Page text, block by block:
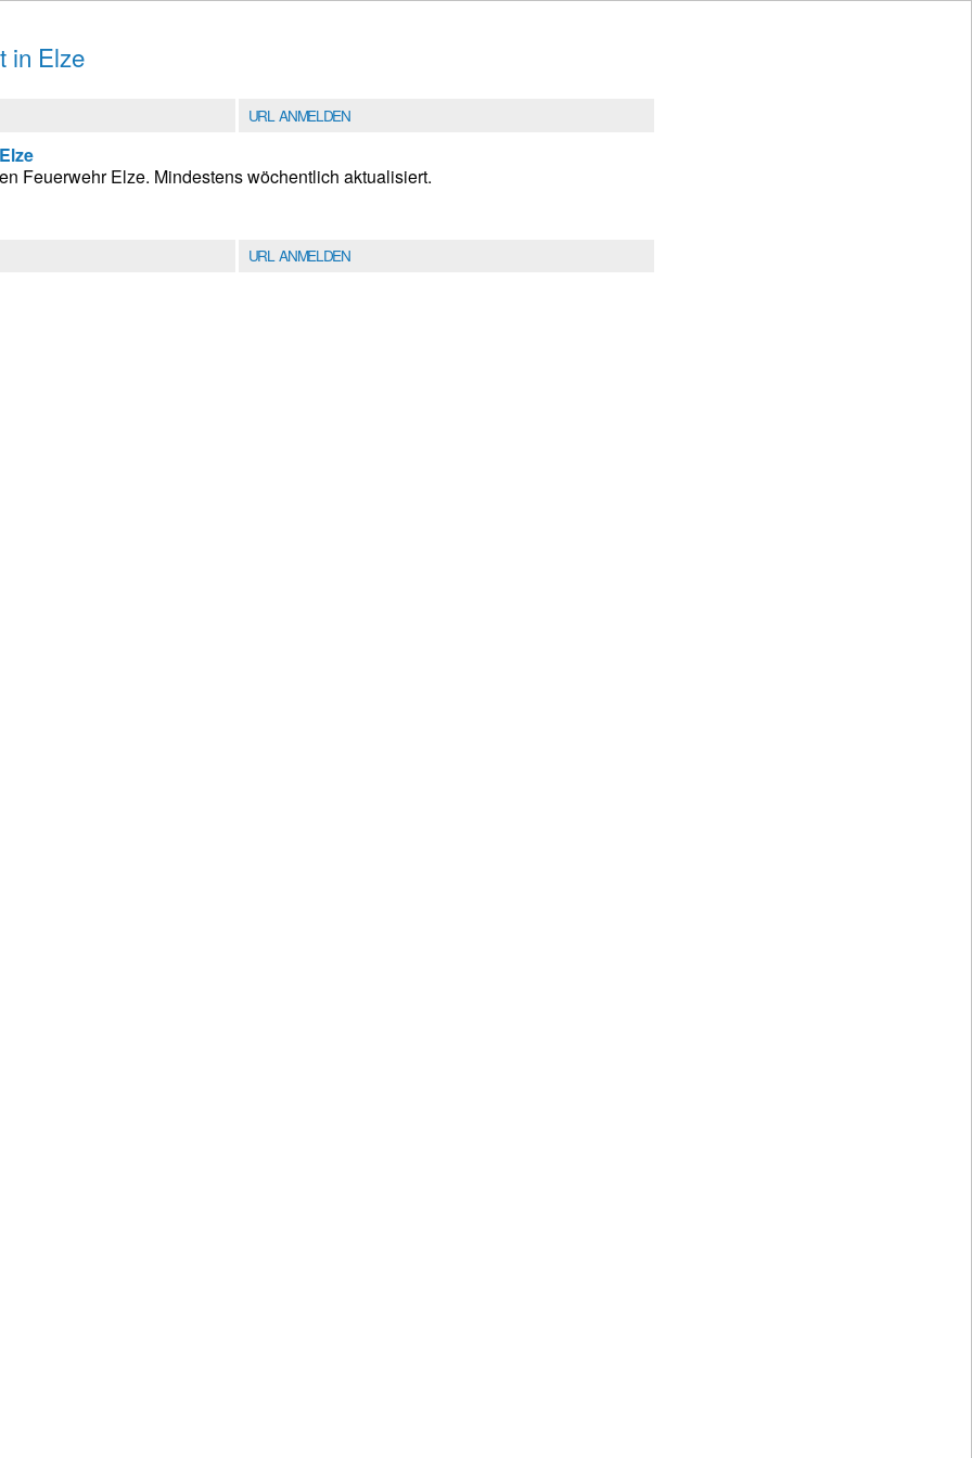
in Elze
URL ANMELDEN
Feuerwehr Elze. Mindestens wöchentlich aktualisiert.
URL ANMELDEN